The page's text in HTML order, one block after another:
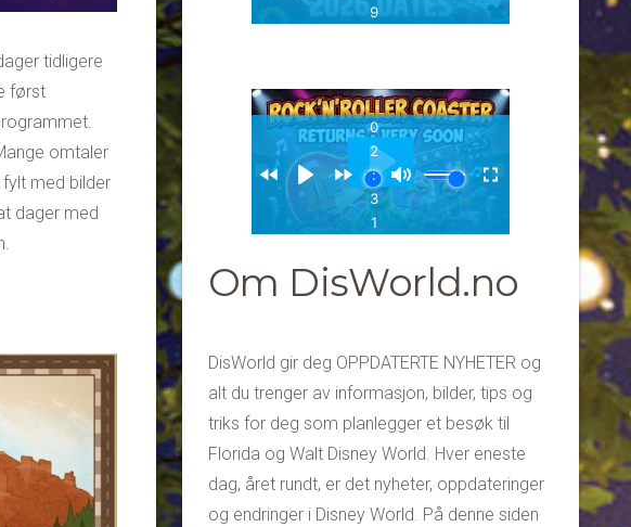
tidligere
først
omtaler
med bilder
dager med
Om DisWorld.no
DisWorld gir deg OPPDATERTE NYHETER og
alt du trenger av informasjon, bilder, tips og
triks for deg som planlegger et besøk til
Florida og Walt Disney World. Hver eneste
dag, året rundt, er det nyheter, oppdateringer
og endringer i Disney World. På denne siden